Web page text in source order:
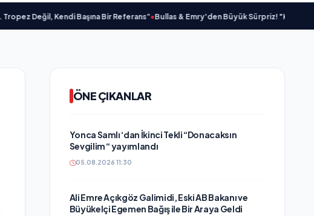
Değil, Kendi Başına Bir Referans”•Bullas & Emry'den Büyük Sürpriz! "Kaç Kurtul" ile
ÖNE ÇIKANLAR
Yonca Samlı ‘dan İkinci Tekli “Donacaksın
Sevgilim “ yayımlandı
05.08.2026 11:30
Ali Emre Açıkgöz Galimidi, Eski AB Bakanı ve
Büyükelçi Egemen Bağış ile Bir Araya Geldi